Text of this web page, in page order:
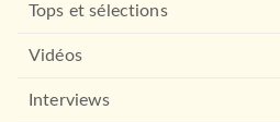
confidences d'une jeune …
Tops et sélections
Vidéos
Interviews